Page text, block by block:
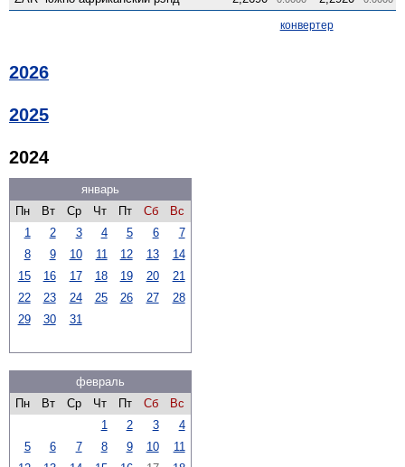
конвертер
2026
2025
2024
январь
Пн
Вт Ср Чт Пт Сб
Вс
1
2 3 4 5 6
7
8
9 10 11 12 13
14
15
16 17 18 19 20
21
22
23 24 25 26 27
28
29
30 31
февраль
Пн
Вт Ср Чт Пт Сб
Вс
1
2 3
4
5
6 7 8 9 10
11